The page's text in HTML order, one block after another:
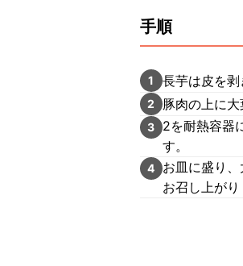
手順
1 長芋は皮を剥
2 豚肉の上に大
3
2を耐熱容器
す。
4
お皿に盛り
お召し上がり